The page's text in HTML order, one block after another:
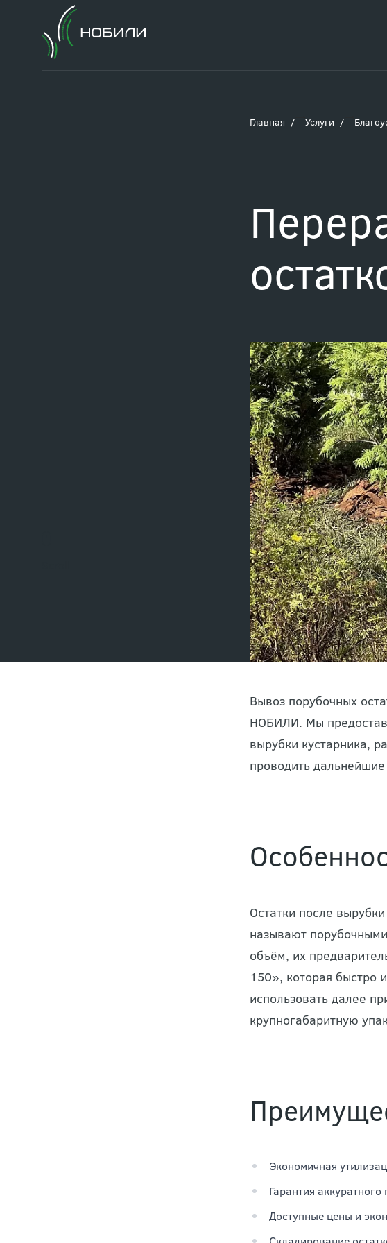
Главная Услуги
Вывоз порубочных
НОБИЛИ. Мы
вырубки кустарника,
проводить
Остатки после
называют
объём, их
150», которая быстро
использовать далее
крупногабаритную
Экономичная
Гарантия
Доступные цены и